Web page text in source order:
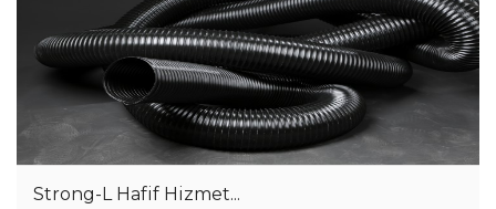
Strong-L Hafif Hizmet...